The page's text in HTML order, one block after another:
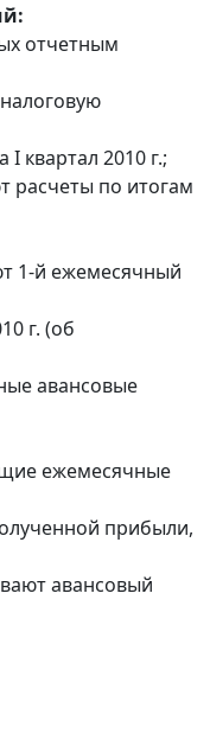
отчетным
квартал 2010 г.;
расчеты по итогам
1-й ежемесячный
г. (об
авансовые
ежемесячные
прибыли,
авансовый